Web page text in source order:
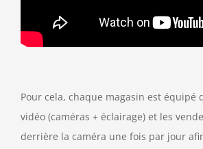
Pour cela, chaque magasin est équipé
vidéo (caméras + éclairage) et les
derrière la caméra une fois par jour